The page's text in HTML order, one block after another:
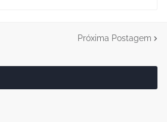
Próxima Postagem